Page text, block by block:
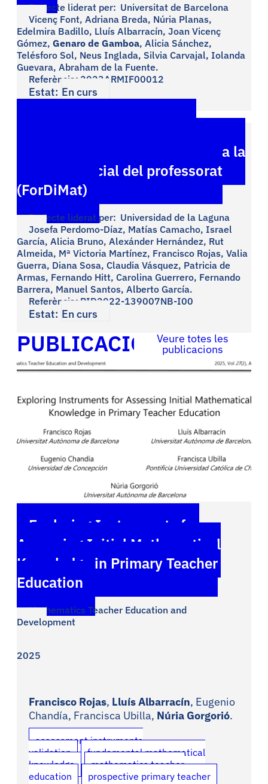
Projecte liderat per: Universitat de Barcelona
Vicenç Font, Adriana Breda, Núria Planas,
Edelmira Badillo, Lluís Albarracín, Joan Vicenç
Gómez, Genaro de Gamboa, Alicia Sánchez,
Telésforo Sol, Neus Inglada, Silvia Carvajal, Iolanda
Guevara, Abraham de la Fuente.
Referència: 2023ARMIF00012
Estat: En curs
matemàtics amb eines digitals a la
formació inicial del professorat
(ForDiMat)
Projecte liderat per: Universidad de la Laguna
Josefa Perdomo-Díaz, Matías Camacho, Israel
García, Alicia Bruno, Alexánder Hernández, Rut
Almeida, Mª Victoria Martínez, Francisco Rojas, Valia
Guerra, Diana Sosa, Claudia Vásquez, Patricia de
Armas, Fernando Hitt, Carolina Guerrero, Fernando
Barrera, Manuel Santos, Alberto García.
Referència: PID2022-139007NB-I00
Estat: En curs
PUBLICACIONSVeure totes les
publicacions
Exploring Instruments for
Assessing Initial Mathematical
Knowledge in Primary Teacher
Education
Mathematics Teacher Education and
Development
2025
Francisco Rojas, Lluís Albarracín, Eugenio
Chandía, Francisca Ubilla, Núria Gorgorió.
assessment instruments
validation
fundamental mathematical
knowledge
mathematics teacher
education
prospective primary teacher